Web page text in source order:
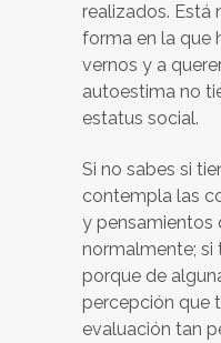
realizados. Está
forma en la que
vernos y a
autoestima no
estatus social.
Si no sabes si
contempla las
y pensamientos
normalmente; si
porque de
percepción que
evaluación tan